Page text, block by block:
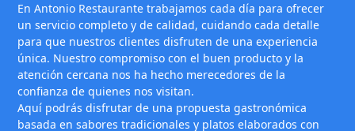
En Antonio Restaurante trabajamos cada día para ofrecer
un servicio completo y de calidad, cuidando cada detalle
para que nuestros clientes disfruten de una experiencia
única. Nuestro compromiso con el buen producto y la
atención cercana nos ha hecho merecedores de la
confianza de quienes nos visitan.
Aquí podrás disfrutar de una propuesta gastronómica
basada en sabores tradicionales y platos elaborados con